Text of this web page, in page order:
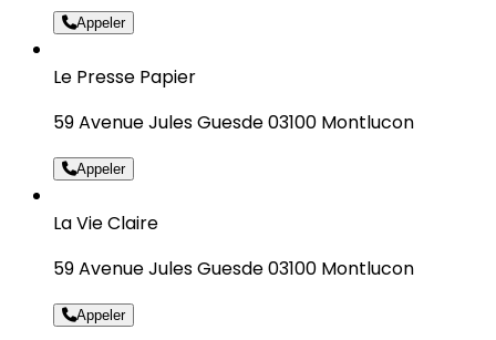
Appeler
Le Presse Papier
59 Avenue Jules Guesde 03100 Montlucon
Appeler
La Vie Claire
59 Avenue Jules Guesde 03100 Montlucon
Appeler